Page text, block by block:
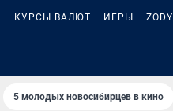
КУРСЫ ВАЛЮТ ИГРЫ ZODY
5 молодых новосибирцев в кино